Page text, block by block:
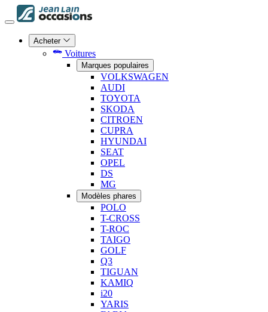
Acheter
Voitures
Marques populaires
VOLKSWAGEN
AUDI
TOYOTA
SKODA
CITROEN
CUPRA
HYUNDAI
SEAT
OPEL
DS
MG
Modèles phares
POLO
T-CROSS
T-ROC
TAIGO
GOLF
Q3
TIGUAN
KAMIQ
i20
YARIS